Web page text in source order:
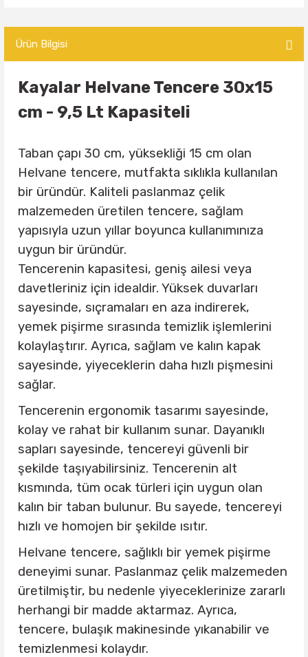
Ürün Bilgisi
Kayalar Helvane Tencere 30x15
cm - 9,5 Lt Kapasiteli
Taban çapı 30 cm, yüksekliği 15 cm olan
Helvane tencere, mutfakta sıklıkla kullanılan
bir üründür. Kaliteli paslanmaz çelik
malzemeden üretilen tencere, sağlam
yapısıyla uzun yıllar boyunca kullanımınıza
uygun bir üründür.
Tencerenin kapasitesi, geniş ailesi veya
davetleriniz için idealdir. Yüksek duvarları
sayesinde, sıçramaları en aza indirerek,
yemek pişirme sırasında temizlik işlemlerini
kolaylaştırır. Ayrıca, sağlam ve kalın kapak
sayesinde, yiyeceklerin daha hızlı pişmesini
sağlar.
Tencerenin ergonomik tasarımı sayesinde,
kolay ve rahat bir kullanım sunar. Dayanıklı
sapları sayesinde, tencereyi güvenli bir
şekilde taşıyabilirsiniz. Tencerenin alt
kısmında, tüm ocak türleri için uygun olan
kalın bir taban bulunur. Bu sayede, tencereyi
hızlı ve homojen bir şekilde ısıtır.
Helvane tencere, sağlıklı bir yemek pişirme
deneyimi sunar. Paslanmaz çelik malzemeden
üretilmiştir, bu nedenle yiyeceklerinize zararlı
herhangi bir madde aktarmaz. Ayrıca,
tencere, bulaşık makinesinde yıkanabilir ve
temizlenmesi kolaydır.